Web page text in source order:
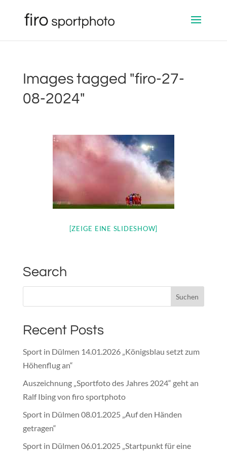
Images tagged "firo-27-
08-2024"
[ZEIGE EINE SLIDESHOW]
Search
Recent Posts
Sport in Dülmen 14.01.2026 „Königsblau setzt zum
Höhenflug an“
Auszeichnung „Sportfoto des Jahres 2024“ geht an
Ralf Ibing von firo sportphoto
Sport in Dülmen 08.01.2025 „Auf den Händen
getragen“
Sport in Dülmen 06.01.2025 „Startpunkt für eine